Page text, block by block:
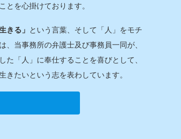
とを心掛けております。
きる」
という言葉、そして「人」をモチ
、当事務所の弁護士及び事務員一同が、
た「人」に奉仕することを喜びとして、
きたいという志を表わしています。